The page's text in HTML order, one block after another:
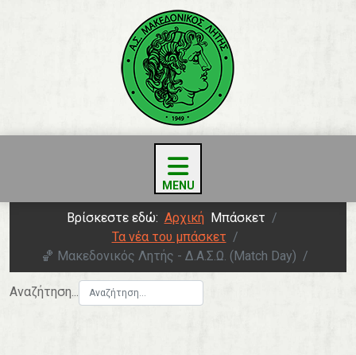
Βρίσκεστε εδώ: Αρχική Μπάσκετ
Τα νέα του μπάσκετ
🏀 Μακεδονικός Λητής - Δ.Α.Σ.Ω. (Match Day)
Αναζήτηση...